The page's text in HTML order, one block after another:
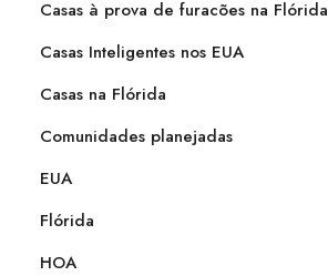
Casas à prova de furacões na Flórida
Casas Inteligentes nos EUA
Casas na Flórida
Comunidades planejadas
EUA
Flórida
HOA